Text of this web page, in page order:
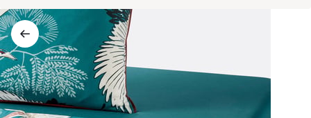
articoli
visti